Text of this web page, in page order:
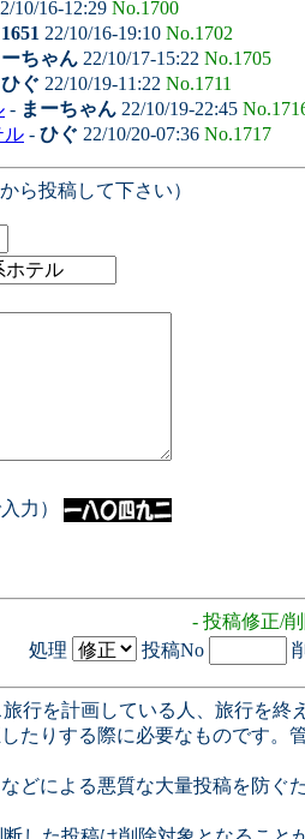
10/16-12:29 No.1700
22/10/16-19:10 No.1702
ーちゃん 22/10/17-15:22 No.1705
ひぐ 22/10/19-11:22 No.1711
- まーちゃん 22/10/19-22:45
ル - ひぐ 22/10/20-07:36 No.1717
ら投稿して下さい）
力）
- 投稿修正/
処理
投稿No
行を計画している人、旅行を
たりする際に必要なものです
どによる悪質な大量投稿を防ぐ